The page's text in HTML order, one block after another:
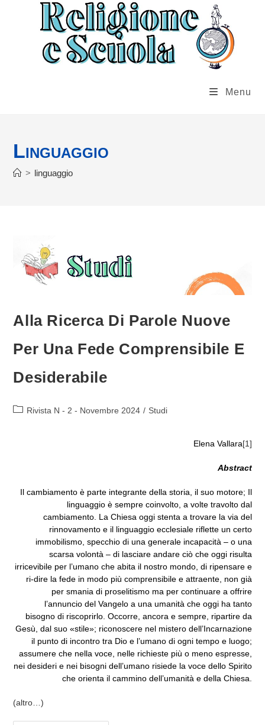
Menu
Linguaggio
> linguaggio
Alla Ricerca Di Parole Nuove
Per Una Fede Comprensibile E
Desiderabile
Categoria
Rivista N - 2 - Novembre 2024 / Studi
Elena Vallara[1]
Abstract
Il cambiamento è parte integrante della storia, il suo motore; Il
linguaggio è sempre coinvolto, a volte travolto dal
cambiamento. La Chiesa oggi stenta a trovare la via del
rinnovamento e il linguaggio ecclesiale riflette un certo
immobilismo, specchio di una generale incapacità – o una
scarsa volontà – di lasciare andare ciò che oggi risulta
irricevibile per l’umano che abita il nostro mondo, di ripensare e
ri-dire la fede in modo più comprensibile e attraente, non già
per smania di proselitismo ma per continuare a offrire
l’annuncio del Vangelo a una umanità che oggi ha tanto
bisogno di riscoprirlo. Occorre, ancora e sempre, ripartire da
Gesù, dal suo «stile»; riconoscere nel mistero dell’Incarnazione
il punto di incontro tra Dio e l’umano di ogni tempo e luogo;
assumere che nella voce, nelle richieste più o meno espresse,
nei desideri e nei bisogni dell’umano risiede la voce dello Spirito
che orienta il cammino dell’umanità e della Chiesa.
(altro…)